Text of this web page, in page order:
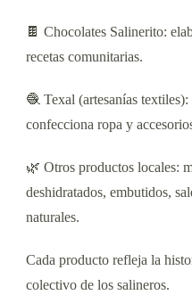
🍫 Chocolates Salinerito:
recetas comunitarias.
🧶 Texal (artesanías
confecciona ropa y
🌿 Otros productos locales:
deshidratados, embutidos,
naturales.
Cada producto refleja la
colectivo de los salineros.